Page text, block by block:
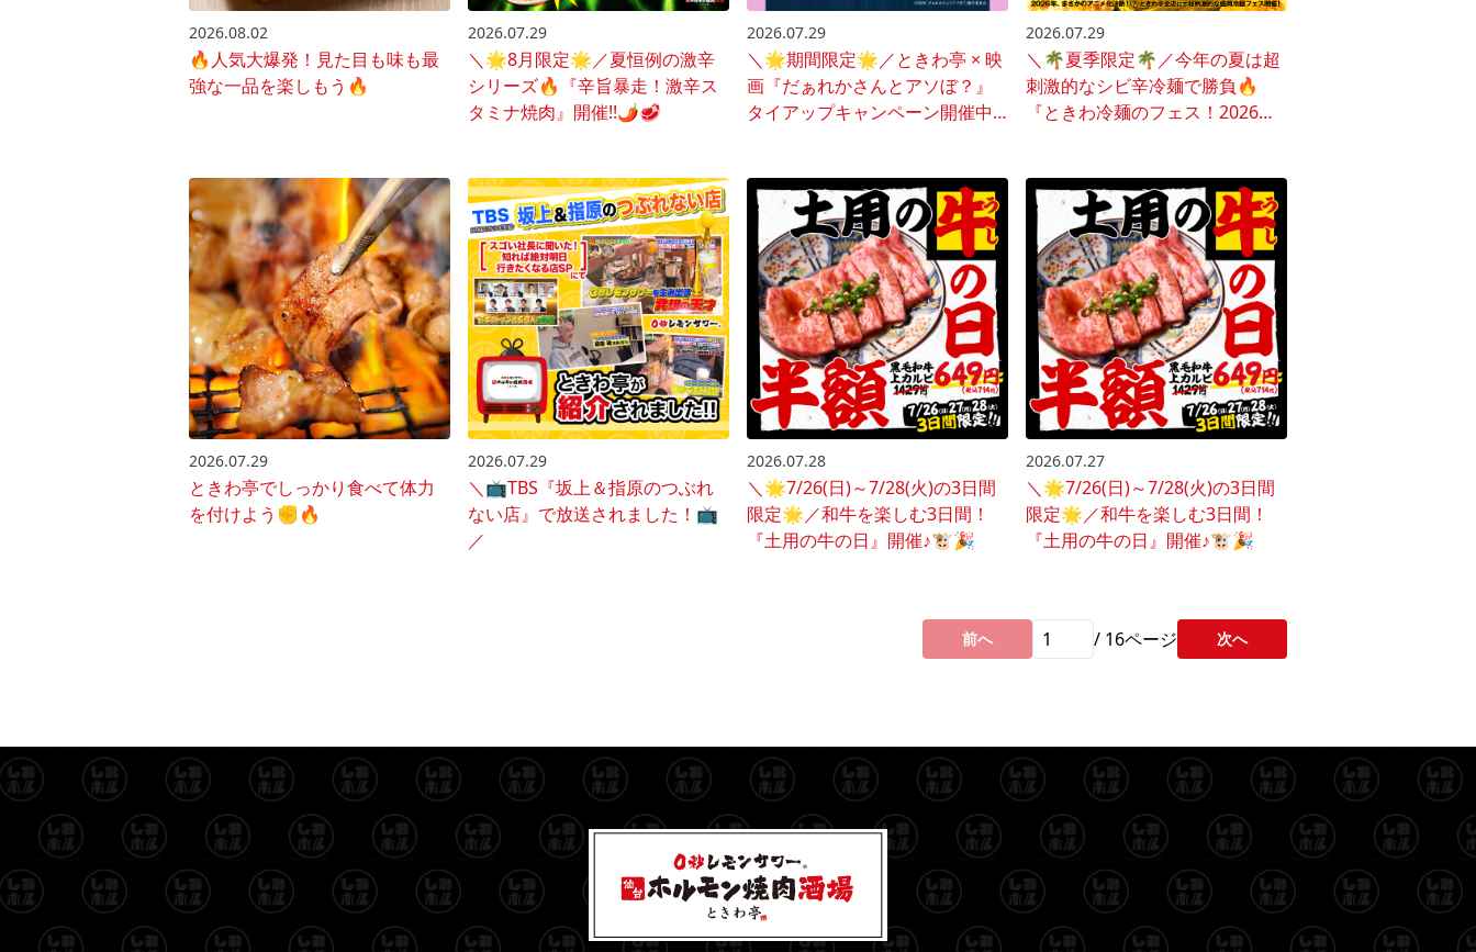
2026.08.02
🔥人気大爆発！見た目も味も最
強な一品を楽しもう🔥
2026.07.29
＼🌟8月限定🌟／夏恒例の激辛
シリーズ🔥『辛旨暴走！激辛ス
タミナ焼肉』開催!!🌶️🥩
2026.07.29
＼🌟期間限定🌟／ときわ亭 × 映
画『だぁれかさんとアソぼ？』
タイアップキャンペーン開催中♪
2026.07.29
＼🌴夏季限定🌴／今年の夏は超
刺激的なシビ辛冷麺で勝負🔥
『ときわ冷麺のフェス！2026』
2026.07.29
ときわ亭でしっかり食べて体力
を付けよう✊🔥
2026.07.29
＼📺️TBS『坂上＆指原のつぶれ
ない店』で放送されました！📺️
／
2026.07.28
＼🌟7/26(日)～7/28(火)の3日間
限定🌟／和牛を楽しむ3日間！
『土用の牛の日』開催♪🐮🎉
2026.07.27
＼🌟7/26(日)～7/28(火)の3日間
限定🌟／和牛を楽しむ3日間！
『土用の牛の日』開催♪🐮🎉
前へ / 16ページ 次へ